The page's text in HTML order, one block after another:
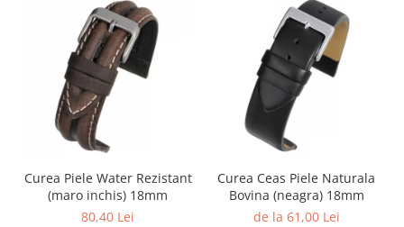
Clesti Miniatura
Curatare si Intretinere
Cutii Pastrare Ceasuri
Dispozitive Bratari si Curele
Dispozitive Capace Ceas
Extractoare Indicatoare
Lupe, Dispozitive Optice
Mecanisme Ceas
Curea Piele Water Rezistant
(maro inchis) 18mm
80,40 Lei
Curea Ceas Piele Naturala
Bovina (neagra) 18mm
de la 61,00 Lei